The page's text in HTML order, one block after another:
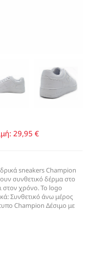
29,95 €
sneakers Champion
συνθετικό δέρμα στο
στον χρόνο. Το logo
Συνθετικό άνω μέρος
Champion Δέσιμο με